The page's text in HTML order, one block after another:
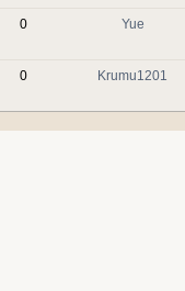
0 Yue
0 Krumu1201